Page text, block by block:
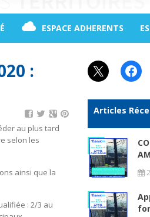
ESPACE ADHERENTS
:
au plus tard
selon les
ainsi que la
: 2/3 au
X
Articles